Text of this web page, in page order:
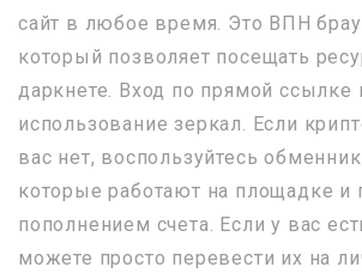
сайт в любое время. Это ВПН
который позволяет посещать
даркнете. Вход по прямой ссылке
использование зеркал. Если
вас нет, воспользуйтесь
которые работают на площадке и
пополнением счета. Если у вас
можете просто перевести их на